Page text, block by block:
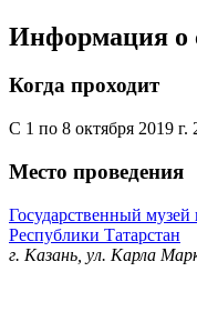
Информация о
Когда проходит
С 1 по 8 октября 2019 г.
Место проведения
Государственный музей
Республики Татарстан
г. Казань, ул. Карла